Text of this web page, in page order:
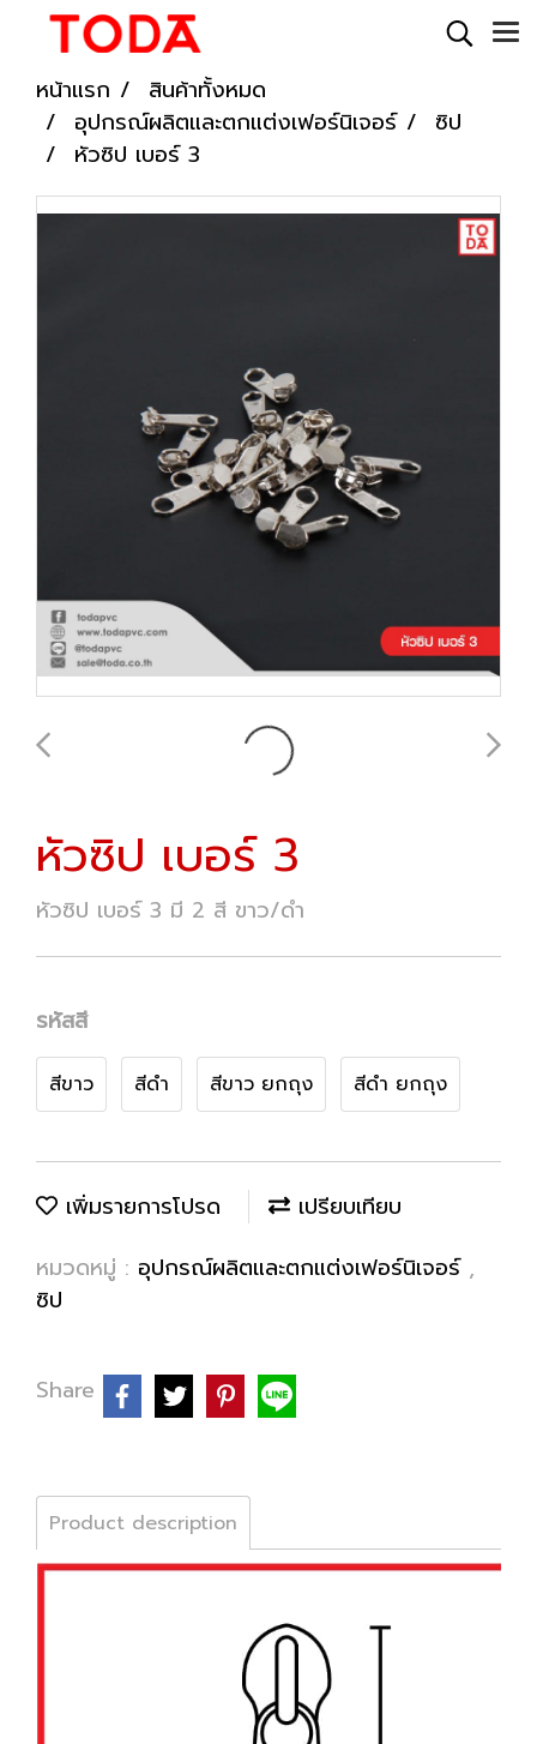
หน้าแรก
สินค้าทั้งหมด
อุปกรณ์ผลิตและตกแต่งเฟอร์นิเจอร์
ซิป
หัวซิป เบอร์ 3
หัวซิป เบอร์ 3
หัวซิป เบอร์ 3 มี 2 สี ขาว/ดำ
รหัสสี
สีขาว สีดำ สีขาว ยกถุง สีดำ ยกถุง
เพิ่มรายการโปรด
เปรียบเทียบ
หมวดหมู่ : อุปกรณ์ผลิตและตกแต่งเฟอร์นิเจอร์ ,
ซิป
Share
Product description